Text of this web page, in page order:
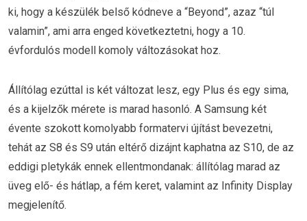
ki, hogy a készülék belső kódneve a “Beyond”, azaz “túl
valamin”, ami arra enged következtetni, hogy a 10.
évfordulós modell komoly változásokat hoz.
Állítólag ezúttal is két változat lesz, egy Plus és egy sima,
és a kijelzők mérete is marad hasonló. A Samsung két
évente szokott komolyabb formatervi újítást bevezetni,
tehát az S8 és S9 után eltérő dizájnt kaphatna az S10, de az
eddigi pletykák ennek ellentmondanak: állítólag marad az
üveg elő- és hátlap, a fém keret, valamint az Infinity Display
megjelenítő.